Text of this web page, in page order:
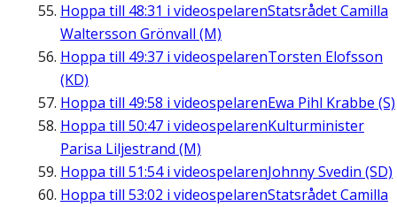
Hoppa till 48:31 i videospelarenStatsrådet Camilla
Waltersson Grönvall (M)
Hoppa till 49:37 i videospelarenTorsten Elofsson
(KD)
Hoppa till 49:58 i videospelarenEwa Pihl Krabbe (S)
Hoppa till 50:47 i videospelarenKulturminister
Parisa Liljestrand (M)
Hoppa till 51:54i videospelarenJohnny Svedin (SD)
Hoppa till 53:02 i videospelarenStatsrådet Camilla